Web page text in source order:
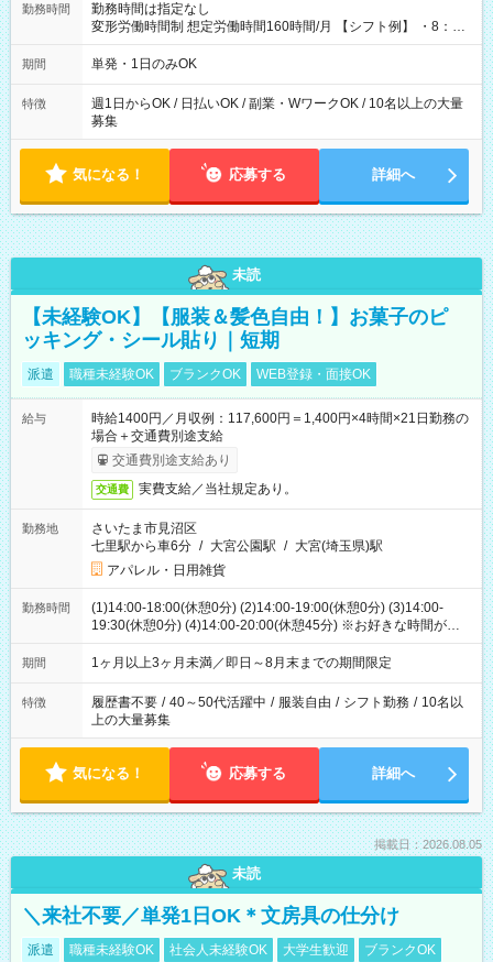
勤務時間
勤務時間は指定なし
変形労働時間制 想定労働時間160時間/月 【シフト例】 ・8：00
～21：00
期間 単発・1日のみOK
特徴
週1日からOK / 日払いOK / 副業・WワークOK / 10名以上の大量
募集
気になる！ 応募する 詳細へ
未読
【未経験OK】【服装＆髪色自由！】お菓子のピ
ッキング・シール貼り｜短期
派遣 職種未経験OK ブランクOK WEB登録・面接OK
給与
時給1400円／月収例：117,600円＝1,400円×4時間×21日勤務の
場合＋交通費別途支給
交通費別途支給あり
交通費 実費支給／当社規定あり。
勤務地
さいたま市見沼区
七里駅から車6分 / 大宮公園駅 / 大宮(埼玉県)駅
アパレル・日用雑貨
勤務時間
(1)14:00-18:00(休憩0分) (2)14:00-19:00(休憩0分) (3)14:00-
19:30(休憩0分) (4)14:00-20:00(休憩45分) ※お好きな時間が選べ
ます
期間 1ヶ月以上3ヶ月未満／即日～8月末までの期間限定
特徴 履歴書不要 / 40～50代活躍中 / 服装自由 / シフト勤務 / 10名以
上の大量募集
気になる！ 応募する 詳細へ
掲載日：2026.08.05
未読
＼来社不要／単発1日OK＊文房具の仕分け
派遣 職種未経験OK 社会人未経験OK 大学生歓迎
ブランクOK